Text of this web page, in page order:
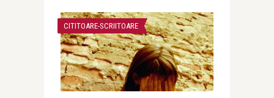
CITITOARE-SCRIITOARE